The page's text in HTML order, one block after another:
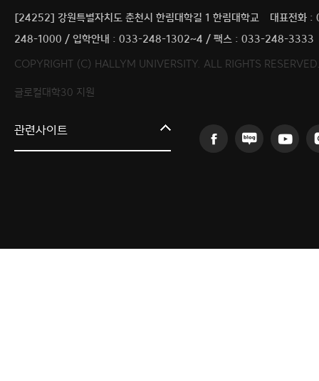
[24252] 강원특별자치도 춘천시 한림대학길 1 한림대학교
대표전화
248-1000 / 입학안내 : 033-248-1302~4 / 팩스 : 033-248-3333
COPYRIGHT (C) HALLYM UNIVERSITY. ALL RIGHTS
글로컬대학30 지원
관련사이트
한림대학교